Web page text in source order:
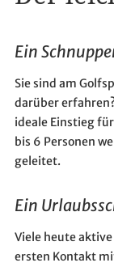
Ein
Sie sind am
darüber
ideale Einstieg
bis 6 Personen
geleitet.
Ein
Viele heute
ersten Kontakt